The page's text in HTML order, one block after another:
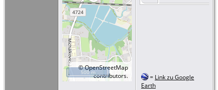
©OpenStreetMap
contributors.
500 m
= Link zu Google
Earth